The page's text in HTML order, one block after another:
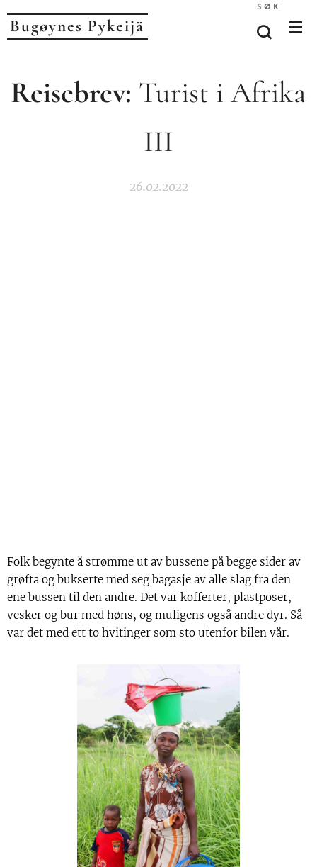
Bugøynes Pykeijä
SØK
Reisebrev: Turist i Afrika
III
26.02.2022
Folk begynte å strømme ut av bussene på begge sider av
grøfta og bukserte med seg bagasje av alle slag fra den
ene bussen til den andre. Det var kofferter, plastposer,
vesker og bur med høns, og muligens også andre dyr. Så
var det med ett to hvitinger som sto utenfor bilen vår.